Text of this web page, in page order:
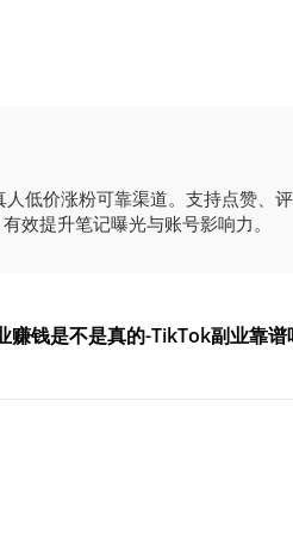
低价涨粉可靠渠道。支持点赞、评
效提升笔记曝光与账号影响力。
钱是不是真的-TikTok副业靠谱